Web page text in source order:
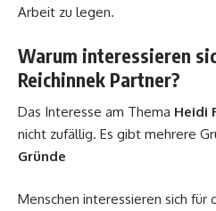
Arbeit zu legen.
Warum interessieren
Reichinnek Partner?
Das Interesse am Thema Heidi
nicht zufällig. Es gibt mehrere
Gründe
Menschen interessieren sich für